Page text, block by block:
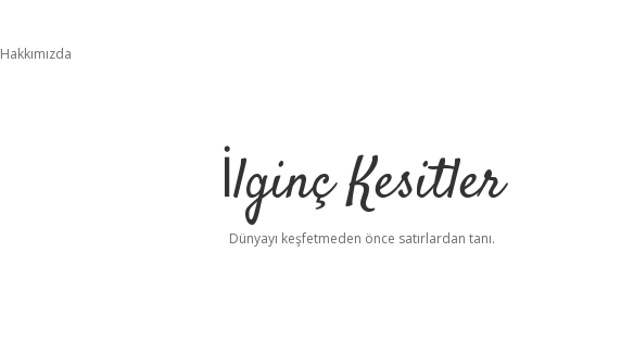
Hakkımızda
İlginç Kesitler
Dünyayı keşfetmeden önce satırlardan tanı.